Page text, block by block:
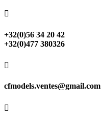

+32(0)56 34 20 42
+32(0)477 380326

cfmodels.ventes@gmail.com
